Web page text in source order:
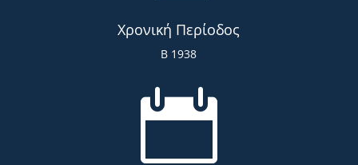
Χρονική Περίοδος
Β 1938
